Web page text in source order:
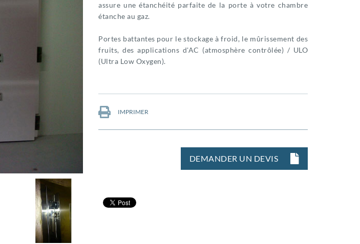
assure une étanchéité parfaite de la porte à votre chambre
étanche au gaz.
Portes battantes pour le stockage à froid, le mûrissement des
fruits, des applications d'AC (atmosphère contrôlée) / ULO
(Ultra Low Oxygen).
IMPRIMER
DEMANDER UN DEVIS